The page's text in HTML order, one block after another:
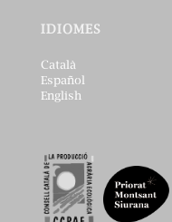
IDIOMES
Català
Español
English